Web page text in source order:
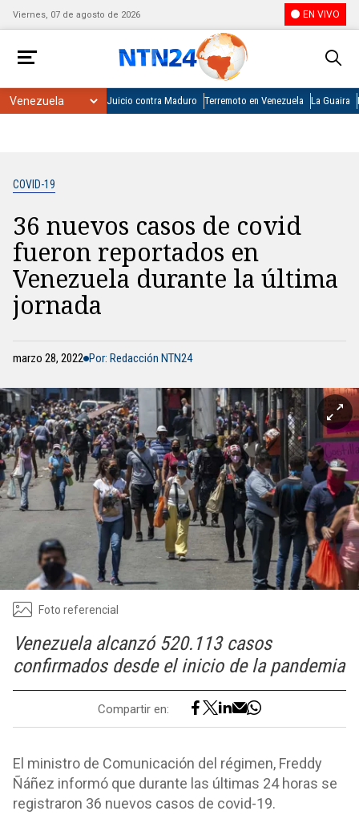
Viernes, 07 de agosto de 2026 EN VIVO
Juicio contra Maduro Terremoto en Venezuela La Guaira
COVID-19
36 nuevos casos de covid
fueron reportados en
Venezuela durante la última
jornada
marzo 28, 2022 Por: Redacción NTN24
Foto referencial
Venezuela alcanzó 520.113 casos
confirmados desde el inicio de la pandemia
Compartir en:
El ministro de Comunicación del régimen, Freddy
Ñáñez informó que durante las últimas 24 horas se
registraron 36 nuevos casos de covid-19.